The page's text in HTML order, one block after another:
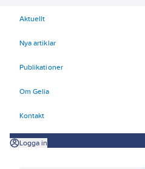
Aktuellt
Nya artiklar
Publikationer
Om Gelia
Kontakt
Logga in